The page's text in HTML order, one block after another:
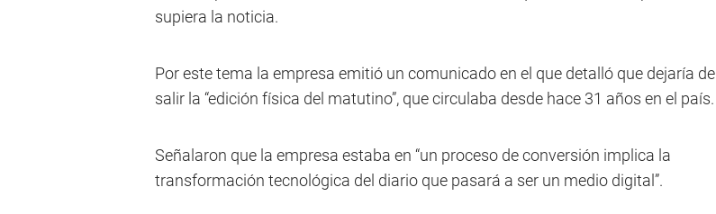
supiera la noticia.
Por este tema la empresa emitió un comunicado en el que detalló que dejaría de
salir la “edición física del matutino”, que circulaba desde hace 31 años en el país.
Señalaron que la empresa estaba en “un proceso de conversión implica la
transformación tecnológica del diario que pasará a ser un medio digital”.